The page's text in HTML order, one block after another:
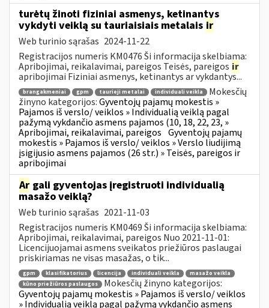
turėtų žinoti fiziniai asmenys, ketinantys
vykdyti veiklą su tauriaisiais metalais ir
Web turinio sąrašas 2024-11-22
Registracijos numeris KM0476 Ši informacija skelbiama:
Apribojimai, reikalavimai, pareigos Teisės, pareigos ir
apribojimai Fiziniai asmenys, ketinantys ar vykdantys...
brangakmeniai gpm taurieji metalai individuali veikla
Mokesčių
žinyno kategorijos:Gyventojų pajamų mokestis »
Pajamos iš verslo/ veiklos » Individualią veiklą pagal
pažymą vykdančio asmens pajamos (10, 18, 22, 23, »
Apribojimai, reikalavimai, pareigos Gyventojų pajamų
mokestis » Pajamos iš verslo/ veiklos » Verslo liudijimą
įsigijusio asmens pajamos (26 str.) » Teisės, pareigos ir
apribojimai
Ar gali gyventojas įregistruoti individualią
masažo veiklą?
Web turinio sąrašas 2021-11-03
Registracijos numeris KM0469 Ši informacija skelbiama:
Apribojimai, reikalavimai, pareigos Nuo 2021-11-01:
Licencijuojamai asmens sveikatos priežiūros paslaugai
priskiriamas ne visas masažas, o tik...
gpm klasifikatorius licencija individuali veikla
masažo veikla
kūno priežiūros paslaugos
Mokesčių žinyno kategorijos:
Gyventojų pajamų mokestis » Pajamos iš verslo/ veiklos
» Individualią veiklą pagal pažymą vykdančio asmens